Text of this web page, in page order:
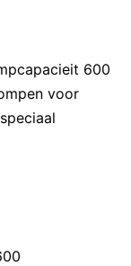
600
voor